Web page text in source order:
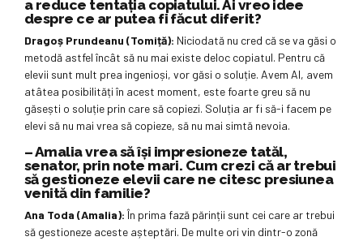
a reduce tentația copiatului. Ai vreo idee
despre ce ar putea fi făcut diferit?
Dragoș Prundeanu (Tomiță): Niciodată nu cred că se va găsi o
metodă astfel încât să nu mai existe deloc copiatul. Pentru că
elevii sunt mult prea ingenioși, vor găsi o soluție. Avem AI, avem
atâtea posibilități în acest moment, este foarte greu să nu
găsești o soluție prin care să copiezi. Soluția ar fi să-i facem pe
elevi să nu mai vrea să copieze, să nu mai simtă nevoia.
– Amalia vrea să își impresioneze tatăl,
senator, prin note mari. Cum crezi că ar trebui
să gestioneze elevii care ne citesc presiunea
venită din familie?
Ana Toda (Amalia): În prima fază părinții sunt cei care ar trebui
să gestioneze aceste așteptări. De multe ori vin dintr-o zonă